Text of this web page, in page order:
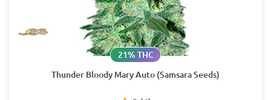
Thunder Bloody Mary Auto (Samsara Seeds)
21% THC